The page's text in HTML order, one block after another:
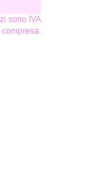
sono IVA
compresa.